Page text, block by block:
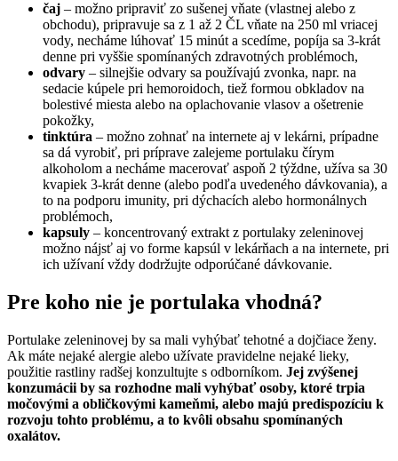
čaj – možno pripraviť zo sušenej vňate (vlastnej alebo z
obchodu), pripravuje sa z 1 až 2 ČL vňate na 250 ml vriacej
vody, necháme lúhovať 15 minút a scedíme, popíja sa 3-krát
denne pri vyššie spomínaných zdravotných problémoch,
odvary – silnejšie odvary sa používajú zvonka, napr. na
sedacie kúpele pri hemoroidoch, tiež formou obkladov na
bolestivé miesta alebo na oplachovanie vlasov a ošetrenie
pokožky,
tinktúra – možno zohnať na internete aj v lekárni, prípadne
sa dá vyrobiť, pri príprave zalejeme portulaku čírym
alkoholom a necháme macerovať aspoň 2 týždne, užíva sa 30
kvapiek 3-krát denne (alebo podľa uvedeného dávkovania), a
to na podporu imunity, pri dýchacích alebo hormonálnych
problémoch,
kapsuly – koncentrovaný extrakt z portulaky zeleninovej
možno nájsť aj vo forme kapsúl v lekárňach a na internete, pri
ich užívaní vždy dodržujte odporúčané dávkovanie.
Pre koho nie je portulaka vhodná?
Portulake zeleninovej by sa mali vyhýbať tehotné a dojčiace ženy.
Ak máte nejaké alergie alebo užívate pravidelne nejaké lieky,
použitie rastliny radšej konzultujte s odborníkom. Jej zvýšenej
konzumácii by sa rozhodne mali vyhýbať osoby, ktoré trpia
močovými a obličkovými kameňmi, alebo majú predispozíciu k
rozvoju tohto problému, a to kvôli obsahu spomínaných
oxalátov.